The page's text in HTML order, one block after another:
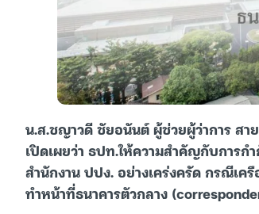
น.ส.ชญาวดี ชัยอนันต์ ผู้ช่วยผู้ว่าการ สา
เปิดเผยว่า ธปท.ให้ความสำคัญกับการ
สำนักงาน ปปง. อย่างเคร่งครัด กรณีเค
ทำหน้าที่ธนาคารตัวกลาง